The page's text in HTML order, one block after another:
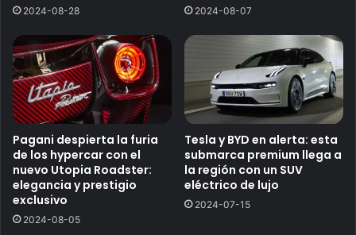
2024-08-28 2024-08-07
Pagani despierta la furia
de los hypercar con el
nuevo Utopia Roadster:
elegancia y prestigio
exclusivo
2024-08-05
Tesla y BYD en alerta: esta
submarca premium llega a
la región con un SUV
eléctrico de lujo
2024-07-15